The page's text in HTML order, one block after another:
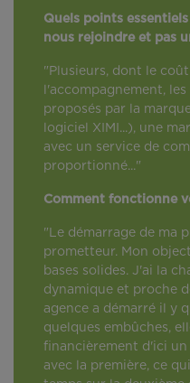
Quels points
nous rejoindre et pas
"Plusieurs, dont le
l'accompagnement,
proposés par la
logiciel XIMI...), une
avec un service de
proportionné..."
Comment fonctionne
"Le démarrage de ma
prometteur. Mon
bases solides. J'ai la
dynamique et proche
agence a démarré il y
quelques embûches,
financièrement d'ici un
avec la première, ce